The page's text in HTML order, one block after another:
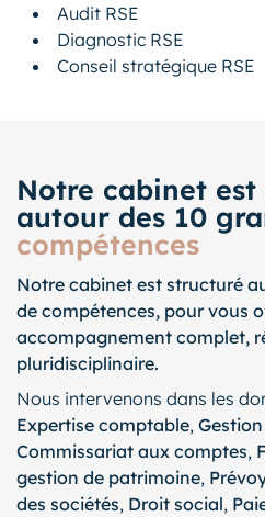
Audit RSE
Diagnostic RSE
Conseil stratégique RSE
Notre cabinet
autour des 10
compétences
Notre cabinet est structuré
de compétences, pour vous
accompagnement complet,
pluridisciplinaire.
Nous intervenons dans les
Expertise comptable,
Commissariat aux comptes,
gestion de patrimoine,
des sociétés, Droit social,